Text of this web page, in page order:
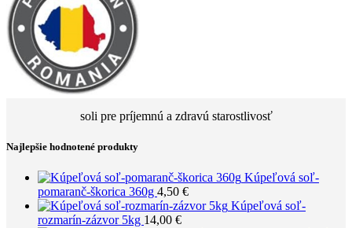
soli pre príjemnú a zdravú starostlivosť
Najlepšie hodnotené produkty
Kúpeľová soľ-
pomaranč-škorica 360g 4,50 €
Kúpeľová soľ-
rozmarín-zázvor 5kg 14,00 €